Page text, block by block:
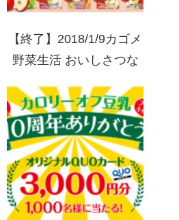
【終了】2018/1/9カゴメ
野菜生活 おいしさつな